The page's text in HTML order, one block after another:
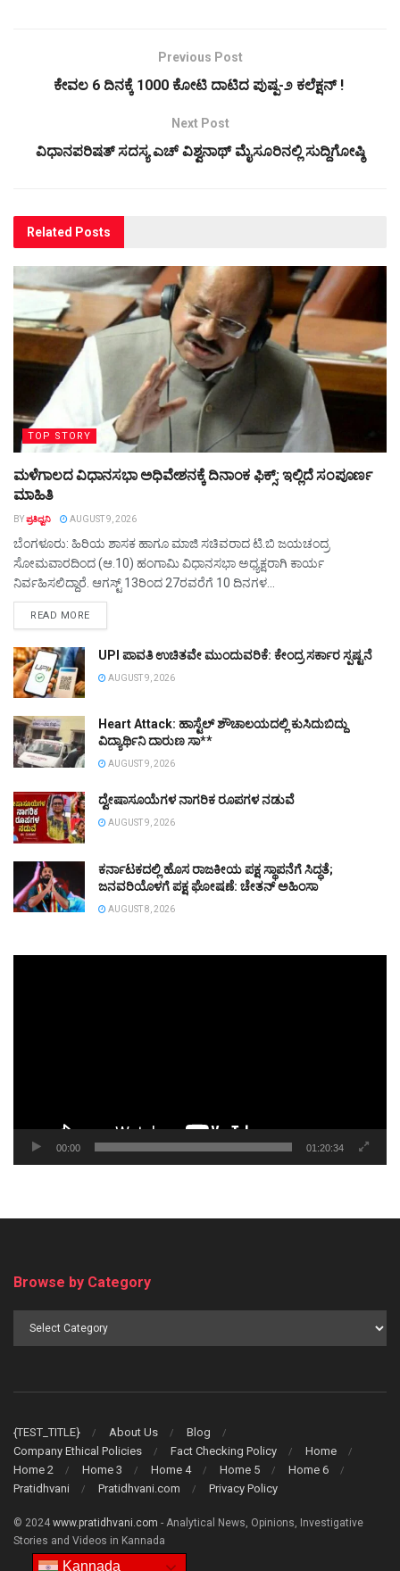
Previous Post
ಕೇವಲ 6 ದಿನಕ್ಕೆ 1000 ಕೋಟಿ ದಾಟಿದ ಪುಷ್ಪ-೨ ಕಲೆಕ್ಷನ್ !
Next Post
ವಿಧಾನಪರಿಷತ್ ಸದಸ್ಯ ಎಚ್ ವಿಶ್ವನಾಥ್ ಮೈಸೂರಿನಲ್ಲಿ ಸುದ್ದಿಗೋಷ್ಠಿ
Related Posts
TOP STORY
ಮಳೆಗಾಲದ ವಿಧಾನಸಭಾ ಅಧಿವೇಶನಕ್ಕೆ ದಿನಾಂಕ ಫಿಕ್ಸ್‌: ಇಲ್ಲಿದೆ ಸಂಪೂರ್ಣ
ಮಾಹಿತಿ
BYಪ್ರತಿಧ್ವನಿ AUGUST 9, 2026
ಬೆಂಗಳೂರು: ಹಿರಿಯ ಶಾಸಕ ಹಾಗೂ ಮಾಜಿ ಸಚಿವರಾದ ಟಿ.ಬಿ ಜಯಚಂದ್ರ
ಸೋಮವಾರದಿಂದ (ಆ.10) ಹಂಗಾಮಿ ವಿಧಾನಸಭಾ ಅಧ್ಯಕ್ಷರಾಗಿ ಕಾರ್ಯ
ನಿರ್ವಹಿಸಲಿದ್ದಾರೆ. ಆಗಸ್ಟ್ 13ರಿಂದ 27ರವರೆಗೆ 10 ದಿನಗಳ...
READ MOREDETAILS
UPI ಪಾವತಿ ಉಚಿತವೇ ಮುಂದುವರಿಕೆ: ಕೇಂದ್ರ ಸರ್ಕಾರ ಸ್ಪಷ್ಟನೆ
AUGUST 9, 2026
Heart Attack: ಹಾಸ್ಟೆಲ್ ಶೌಚಾಲಯದಲ್ಲಿ ಕುಸಿದುಬಿದ್ದು
ವಿದ್ಯಾರ್ಥಿನಿ ದಾರುಣ ಸಾ**
AUGUST 9, 2026
ದ್ವೇಷಾಸೂಯೆಗಳ ನಾಗರಿಕ ರೂಪಗಳ ನಡುವೆ
AUGUST 9, 2026
ಕರ್ನಾಟಕದಲ್ಲಿ ಹೊಸ ರಾಜಕೀಯ ಪಕ್ಷ ಸ್ಥಾಪನೆಗೆ ಸಿದ್ಧತೆ;
ಜನವರಿಯೊಳಗೆ ಪಕ್ಷ ಘೋಷಣೆ: ಚೇತನ್ ಅಹಿಂಸಾ
AUGUST 8, 2026
00:00 01:20:34
Browse by Category
{TEST_TITLE} About Us
Blog
Company Ethical Policies
Fact Checking Policy
Home
Home 2
Home 3 Home 4 Home 5
Home 6
Pratidhvani
Pratidhvani.com Privacy Policy
© 2024 www.pratidhvani.com - Analytical News, Opinions, Investigative
Stories and Videos in Kannada
Kannada